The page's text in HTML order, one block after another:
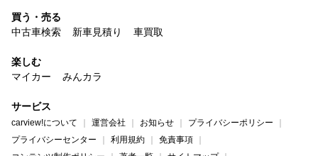
買う・売る
中古車検索
新車見積り 車買取
楽しむ
マイカー
みんカラ
サービス
carview!について 運営会社 お知らせ
プライバシーポリシー
プライバシーセンター
利用規約
免責事項